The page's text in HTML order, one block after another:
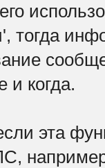
тогда
и когда.
эта